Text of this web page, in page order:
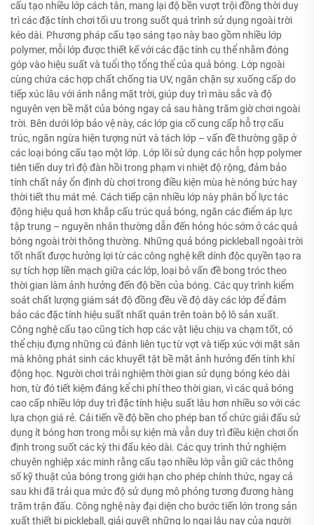
cấu tạo nhiều lớp cách tân, mang lại độ bền vượt trội đồng thời duy
trì các đặc tính chơi tối ưu trong suốt quá trình sử dụng ngoài trời
kéo dài. Phương pháp cấu tạo sáng tạo này bao gồm nhiều lớp
polymer, mỗi lớp được thiết kế với các đặc tính cụ thể nhằm đóng
góp vào hiệu suất và tuổi thọ tổng thể của quả bóng. Lớp ngoài
cùng chứa các hợp chất chống tia UV, ngăn chặn sự xuống cấp do
tiếp xúc lâu với ánh nắng mặt trời, giúp duy trì màu sắc và độ
nguyên vẹn bề mặt của bóng ngay cả sau hàng trăm giờ chơi ngoài
trời. Bên dưới lớp bảo vệ này, các lớp gia cố cung cấp hỗ trợ cấu
trúc, ngăn ngừa hiện tượng nứt và tách lớp – vấn đề thường gặp ở
các loại bóng cấu tạo một lớp. Lớp lõi sử dụng các hỗn hợp polymer
tiên tiến duy trì độ đàn hồi trong phạm vi nhiệt độ rộng, đảm bảo
tính chất nảy ổn định dù chơi trong điều kiện mùa hè nóng bức hay
thời tiết thu mát mẻ. Cách tiếp cận nhiều lớp này phân bổ lực tác
động hiệu quả hơn khắp cấu trúc quả bóng, ngăn các điểm áp lực
tập trung – nguyên nhân thường dẫn đến hỏng hóc sớm ở các quả
bóng ngoài trời thông thường. Những quả bóng pickleball ngoài trời
tốt nhất được hưởng lợi từ các công nghệ kết dính độc quyền tạo ra
sự tích hợp liền mạch giữa các lớp, loại bỏ vấn đề bong tróc theo
thời gian làm ảnh hưởng đến độ bền của bóng. Các quy trình kiểm
soát chất lượng giám sát độ đồng đều về độ dày các lớp để đảm
bảo các đặc tính hiệu suất nhất quán trên toàn bộ lô sản xuất.
Công nghệ cấu tạo cũng tích hợp các vật liệu chịu va chạm tốt, có
thể chịu đựng những cú đánh liên tục từ vợt và tiếp xúc với mặt sân
mà không phát sinh các khuyết tật bề mặt ảnh hưởng đến tính khí
động học. Người chơi trải nghiệm thời gian sử dụng bóng kéo dài
hơn, từ đó tiết kiệm đáng kể chi phí theo thời gian, vì các quả bóng
cao cấp nhiều lớp duy trì đặc tính hiệu suất lâu hơn nhiều so với các
lựa chọn giá rẻ. Cải tiến về độ bền cho phép ban tổ chức giải đấu sử
dụng ít bóng hơn trong mỗi sự kiện mà vẫn duy trì điều kiện chơi ổn
định trong suốt các kỳ thi đấu kéo dài. Các quy trình thử nghiệm
chuyên nghiệp xác minh rằng cấu tạo nhiều lớp vẫn giữ các thông
số kỹ thuật của bóng trong giới hạn cho phép chính thức, ngay cả
sau khi đã trải qua mức độ sử dụng mô phỏng tương đương hàng
trăm trận đấu. Công nghệ này đại diện cho bước tiến lớn trong sản
xuất thiết bị pickleball, giải quyết những lo ngại lâu nay của người